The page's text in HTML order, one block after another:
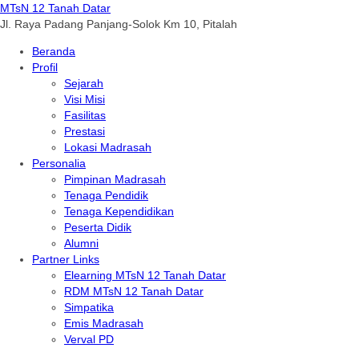
MTsN 12 Tanah Datar
Jl. Raya Padang Panjang-Solok Km 10, Pitalah
Beranda
Profil
Sejarah
Visi Misi
Fasilitas
Prestasi
Lokasi Madrasah
Personalia
Pimpinan Madrasah
Tenaga Pendidik
Tenaga Kependidikan
Peserta Didik
Alumni
Partner Links
Elearning MTsN 12 Tanah Datar
RDM MTsN 12 Tanah Datar
Simpatika
Emis Madrasah
Verval PD